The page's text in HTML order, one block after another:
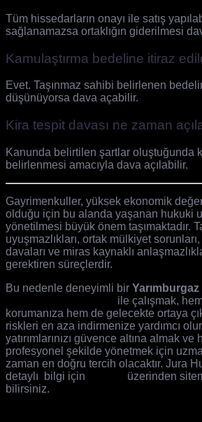
Tüm hissedarların onayı ile satış
sağlanamazsa ortaklığın giderilmesi
Kamulaştırma bedeline itiraz
Evet. Taşınmaz sahibi belirlenen
düşünüyorsa dava açabilir.
Kira tespit davası ne zaman
Kanunda belirtilen şartlar oluştuğunda
belirlenmesi amacıyla dava açılabilir.
Gayrimenkuller, yüksek ekonomik
olduğu için bu alanda yaşanan hukuki
yönetilmesi büyük önem taşımaktadır.
uyuşmazlıkları, ortak mülkiyet
davaları ve miras kaynaklı
gerektiren süreçlerdir.
Bu nedenle deneyimli bir
ile çalışmak,
korumanıza hem de gelecekte ortaya
riskleri en aza indirmenize yardımcı
yatırımlarınızı güvence altına almak
profesyonel şekilde yönetmek için
zaman en doğru tercih olacaktır. Jura
detaylı bilgi için
üzerinden
bilirsiniz.